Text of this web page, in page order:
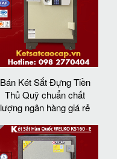
Bán Két Sắt Đựng Tiền
Thủ Quỹ chuẩn chất
lượng ngân hàng giá rẻ